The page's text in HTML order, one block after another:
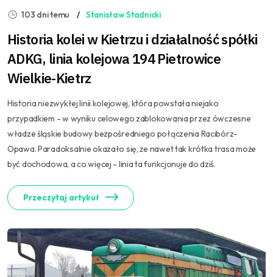
103 dni temu Stanisław Stadnicki
Historia kolei w Kietrzu i działalność spółki
ADKG, linia kolejowa 194 Pietrowice
Wielkie-Kietrz
Historia niezwykłej linii kolejowej, która powstała niejako
przypadkiem - w wyniku celowego zablokowania przez ówczesne
władze śląskie budowy bezpośredniego połączenia Racibórz-
Opawa. Paradoksalnie okazało się, że nawet tak krótka trasa może
być dochodowa, a co więcej - linia ta funkcjonuje do dziś.
Przeczytaj artykuł